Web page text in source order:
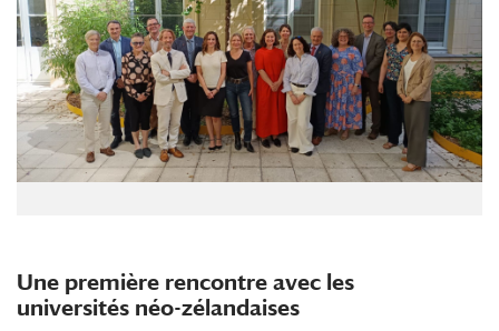
Une première rencontre avec les
universités néo-zélandaises